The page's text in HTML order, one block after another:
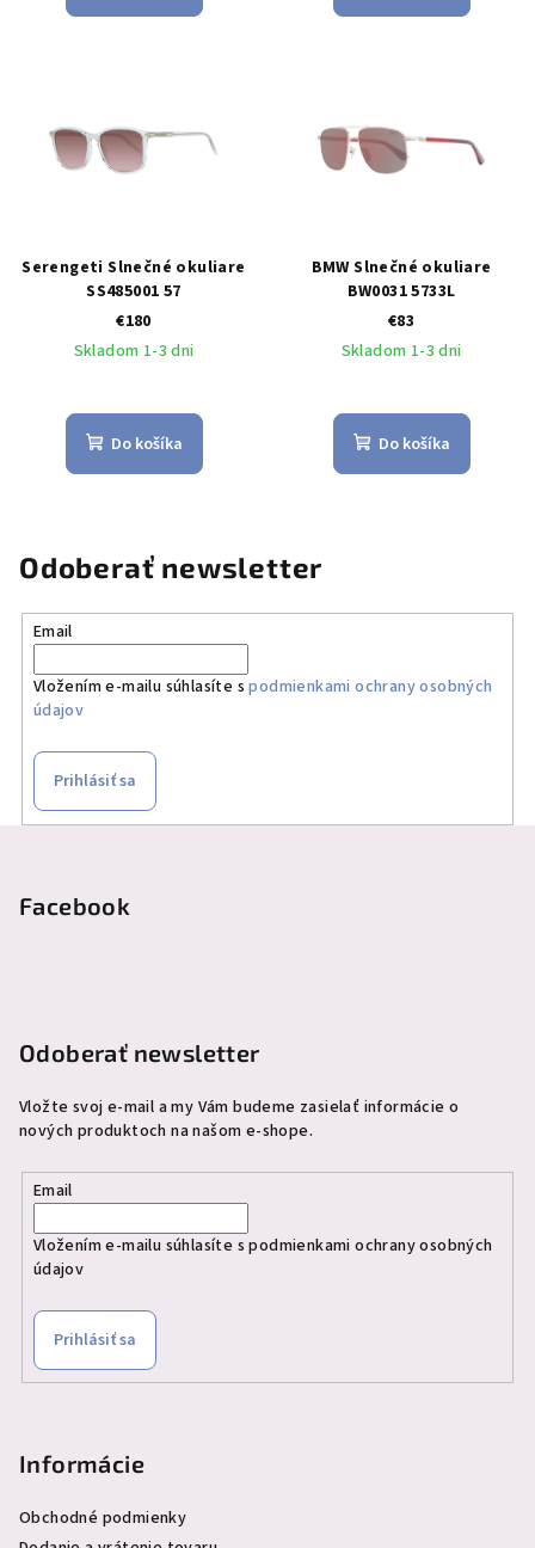
Serengeti Slnečné okuliare
SS485001 57
€180
Skladom 1-3 dni
Do košíka
BMW Slnečné okuliare
BW0031 5733L
€83
Skladom 1-3 dni
Do košíka
Odoberať newsletter
Email
Vložením e-mailu súhlasíte spodmienkami ochrany osobných
údajov
Prihlásiť sa
Facebook
Odoberať newsletter
Vložte svoj e-mail a my Vám budeme zasielať informácie o
nových produktoch na našom e-shope.
Email
Vložením e-mailu súhlasíte spodmienkami ochrany osobných
údajov
Prihlásiť sa
Informácie
Obchodné podmienky